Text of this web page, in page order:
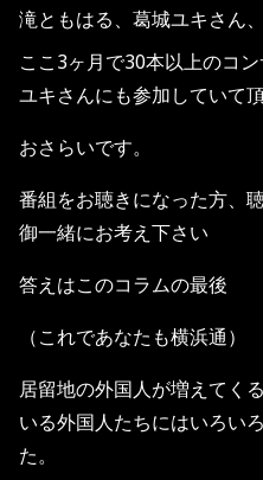
滝ともはる、葛城ユキさん
ここ3ヶ月で30本以上のコ
ユキさんにも参加していて
おさらいです。
番組をお聴きになった方、
御一緒にお考え下さい
答えはこのコラムの最後
（これであなたも横浜通）
居留地の外国人が増えてく
いる外国人たちにはいろい
た。